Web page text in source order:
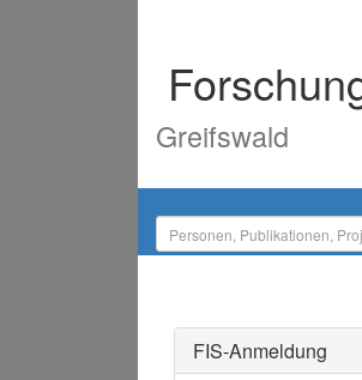
Greifswald
FIS-Anmeldung